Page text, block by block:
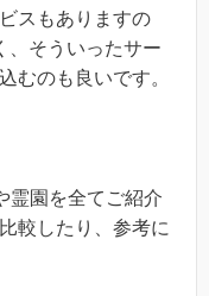
スもありますの
、そういったサー
むのも良いです。
霊園を全てご紹介
較したり、参考に